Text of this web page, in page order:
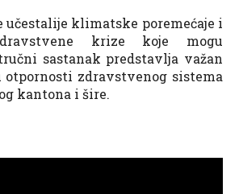
učestalije klimatske poremećaje i
krize koje mogu
sastanak predstavlja važan
otpornosti zdravstvenog sistema
kantona i šire.